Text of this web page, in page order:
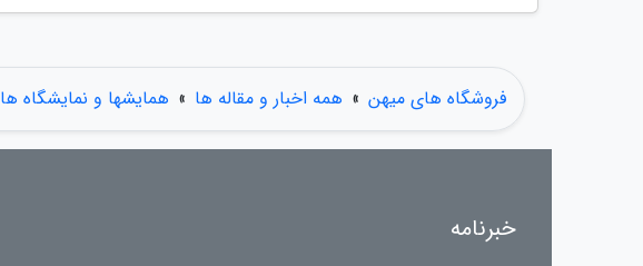
فروشگاه های میهن » همه اخبار و مقاله ها » همایشها و نمایشگاه ها
خبرنامه